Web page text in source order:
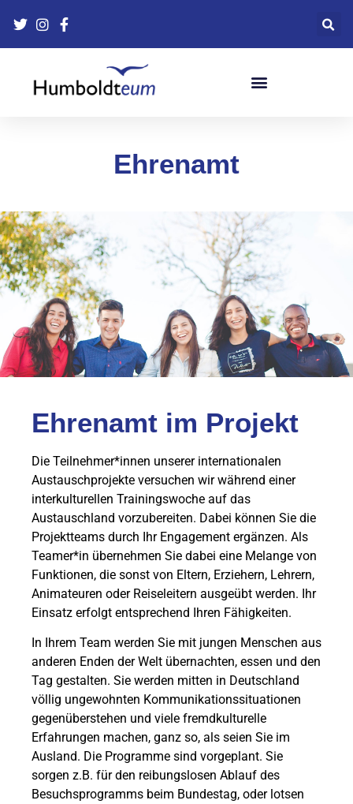
Ehrenamt
Ehrenamt im Projekt
Die Teilnehmer*innen unserer internationalen
Austauschprojekte versuchen wir während einer
interkulturellen Trainingswoche auf das
Austauschland vorzubereiten. Dabei können Sie die
Projektteams durch Ihr Engagement ergänzen. Als
Teamer*in übernehmen Sie dabei eine Melange von
Funktionen, die sonst von Eltern, Erziehern, Lehrern,
Animateuren oder Reiseleitern ausgeübt werden. Ihr
Einsatz erfolgt entsprechend Ihren Fähigkeiten.
In Ihrem Team werden Sie mit jungen Menschen aus
anderen Enden der Welt übernachten, essen und den
Tag gestalten. Sie werden mitten in Deutschland
völlig ungewohnten Kommunikationssituationen
gegenüberstehen und viele fremdkulturelle
Erfahrungen machen, ganz so, als seien Sie im
Ausland. Die Programme sind vorgeplant. Sie
sorgen z.B. für den reibungslosen Ablauf des
Besuchsprogramms beim Bundestag, oder lotsen